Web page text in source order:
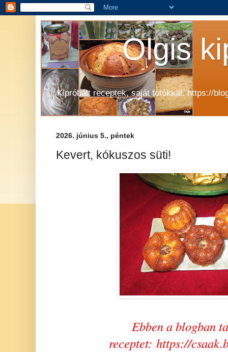
Olgis
Kipróbált receptek, saját fotókkal. https://
2026. június 5., péntek
Kevert, kókuszos süti!
Ebben a blogban
receptet:https://